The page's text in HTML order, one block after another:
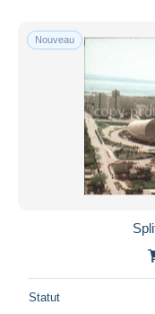
Nouveau
Statut